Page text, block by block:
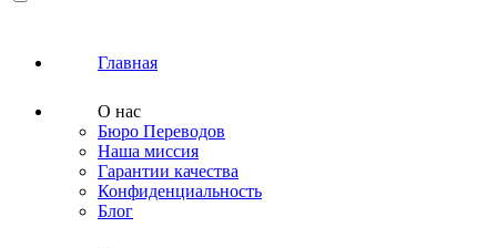
Главная
О нас
Бюро Переводов
Наша миссия
Гарантии качества
Конфиденциальность
Блог